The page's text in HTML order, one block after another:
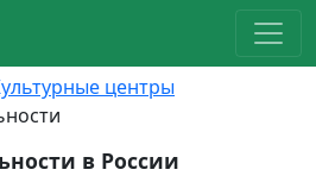
центры
в России